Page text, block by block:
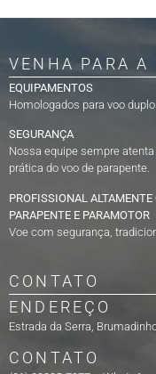
VENHA PARA A
EQUIPAMENTOS
Homologados para voo duplo.
SEGURANÇA
Nossa equipe sempre
prática do voo de parapente.
PROFISSIONAL
PARAPENTE E PARAMOTOR
Voe com segurança,
CONTATO
ENDEREÇO
Estrada da Serra,
CONTATO